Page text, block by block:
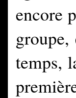
encore
temps,